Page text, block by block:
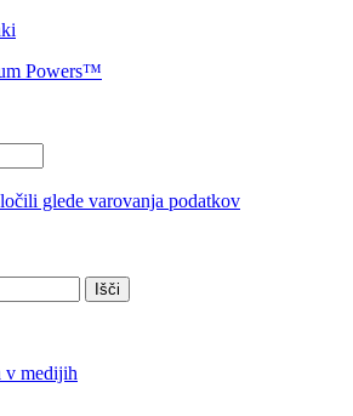
Powers™
glede varovanja podatkov
v medijih